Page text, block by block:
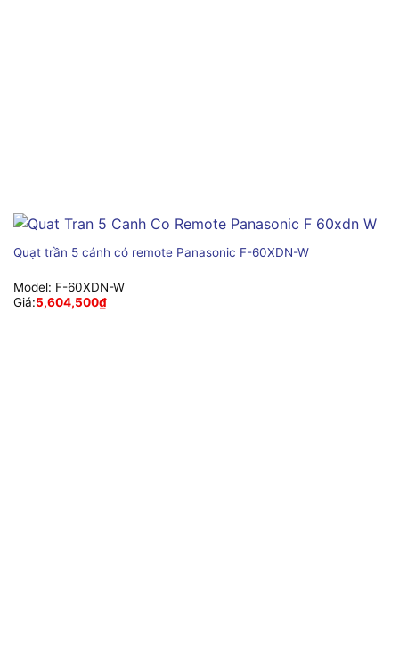
Quạt trần 5 cánh có remote Panasonic F-60XDN-W
Model: F-60XDN-W
Giá:5,604,500₫